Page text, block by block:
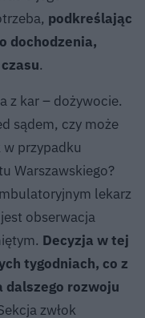
podkreślając
dochodzenia,
.
z kar – dożywocie.
sądem, czy może
przypadku
Warszawskiego?
lekarz
obserwacja
Decyzja w tej
tygodniach, co z
dalszego rozwoju
zwłok